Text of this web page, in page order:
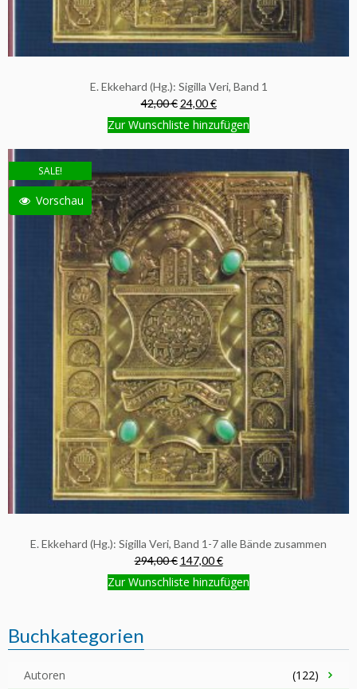
E. Ekkehard (Hg.): Sigilla Veri, Band 1
42,00 € 24,00 €
Zur Wunschliste hinzufügen
SALE!
Vorschau
E. Ekkehard (Hg.): Sigilla Veri, Band 1-7 alle Bände zusammen
294,00 € 147,00 €
Zur Wunschliste hinzufügen
Buchkategorien
Autoren
(122)